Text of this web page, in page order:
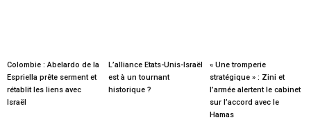
Colombie : Abelardo de la
Espriella prête serment et
rétablit les liens avec
Israël
L’alliance Etats-Unis-Israël
est à un tournant
historique ?
« Une tromperie
stratégique » : Zini et
l’armée alertent le cabinet
sur l’accord avec le
Hamas